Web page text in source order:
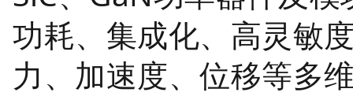
功耗、集成化、高灵敏
力、加速度、位移等多